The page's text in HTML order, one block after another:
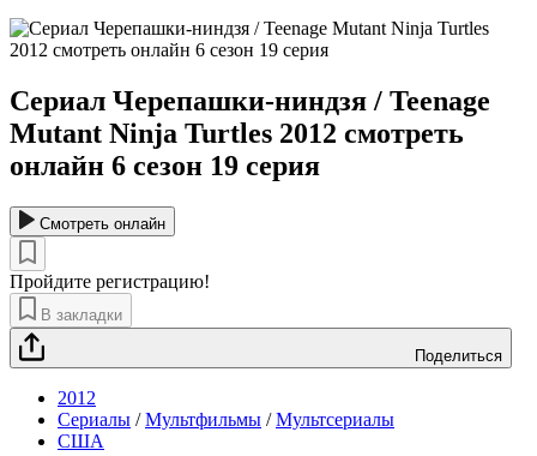
Сериал Черепашки-ниндзя / Teenage
Mutant Ninja Turtles 2012 смотреть
онлайн 6 сезон 19 серия
Смотреть онлайн
Пройдите регистрацию!
В закладки
Поделиться
2012
Сериалы /Мультфильмы /Мультсериалы
США